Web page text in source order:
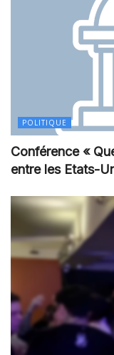
POLITIQUE
Conférence «
entre les Etats-